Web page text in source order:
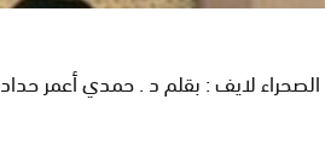
الصحراء لايف : بقلم د . حمدي أعمر حداد